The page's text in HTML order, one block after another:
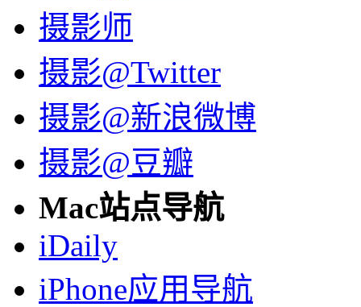
摄影师
摄影@Twitter
摄影@新浪微博
摄影@豆瓣
Mac站点导航
iDaily
iPhone应用导航